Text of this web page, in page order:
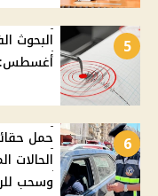
5
أغسطس:
6
حمل
وسحب